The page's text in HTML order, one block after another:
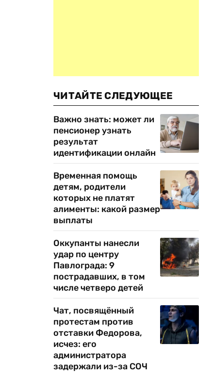
ЧИТАЙТЕ СЛЕДУЮЩЕЕ
Важно знать: может ли
пенсионер узнать
результат
идентификации онлайн
Временная помощь
детям, родители
которых не платят
алименты: какой размер
выплаты
Оккупанты нанесли
удар по центру
Павлограда: 9
пострадавших, в том
числе четверо детей
Чат, посвящённый
протестам против
отставки Федорова,
исчез: его
администратора
задержали из-за СОЧ